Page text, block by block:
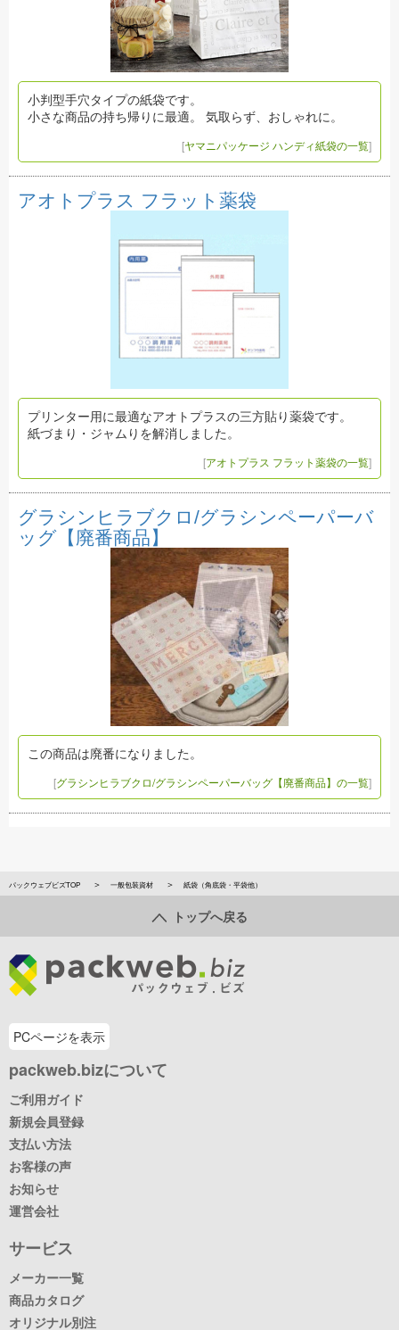
小判型手穴タイプの紙袋です。
小さな商品の持ち帰りに最適。 気取らず、おしゃれに。
[ヤマニパッケージ ハンディ紙袋の一覧]
アオトプラス フラット薬袋
プリンター用に最適なアオトプラスの三方貼り薬袋です。
紙づまり・ジャムりを解消しました。
[アオトプラス フラット薬袋の一覧]
グラシンヒラブクロ/グラシンペーパーバ
ッグ【廃番商品】
この商品は廃番になりました。
[グラシンヒラブクロ/グラシンペーパーバッグ【廃番商品】の一覧]
パックウェブビズTOP 一般包装資材 紙袋（角底袋・平袋他）
トップへ戻る
PCページを表示
packweb.bizについて
ご利用ガイド
新規会員登録
支払い方法
お客様の声
お知らせ
運営会社
サービス
メーカー一覧
商品カタログ
オリジナル別注